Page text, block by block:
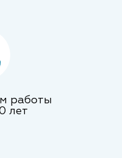
работы
лет